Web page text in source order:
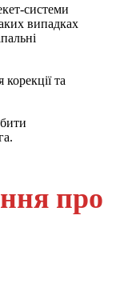
системи
випадках
та
про